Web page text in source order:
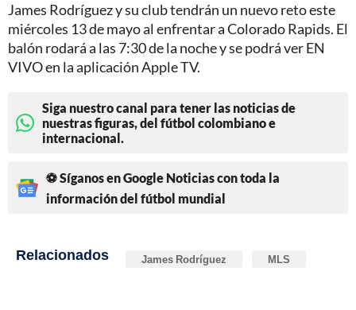
James Rodríguez y su club tendrán un nuevo reto este
miércoles 13 de mayo al enfrentar a Colorado Rapids. El
balón rodará a las 7:30 de la noche y se podrá ver EN
VIVO en la aplicación Apple TV.
Siga nuestro canal para tener las noticias de
nuestras figuras, del fútbol colombiano e
internacional.
⚽ Síganos en Google Noticias con toda la
información del fútbol mundial
Relacionados James Rodríguez MLS